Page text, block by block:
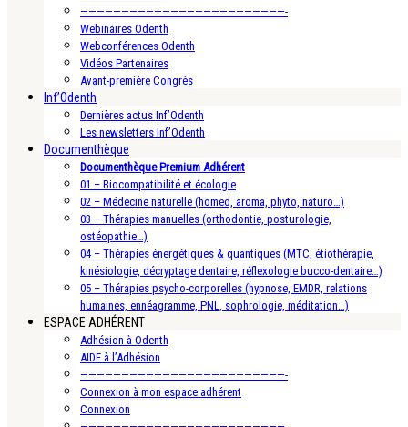
—————————————————————————-
Webinaires Odenth
Webconférences Odenth
Vidéos Partenaires
Avant-première Congrès
Inf’Odenth
Dernières actus Inf’Odenth
Les newsletters Inf’Odenth
Documenthèque
Documenthèque Premium Adhérent
01 – Biocompatibilité et écologie
02 – Médecine naturelle (homeo, aroma, phyto, naturo…)
03 – Thérapies manuelles (orthodontie, posturologie,
ostéopathie…)
04 – Thérapies énergétiques & quantiques (MTC, étiothérapie,
kinésiologie, décryptage dentaire, réflexologie bucco-dentaire…)
05 – Thérapies psycho-corporelles (hypnose, EMDR, relations
humaines, ennéagramme, PNL, sophrologie, méditation…)
ESPACE ADHÉRENT
Adhésion à Odenth
AIDE à l’Adhésion
—————————————————————————-
Connexion à mon espace adhérent
Connexion